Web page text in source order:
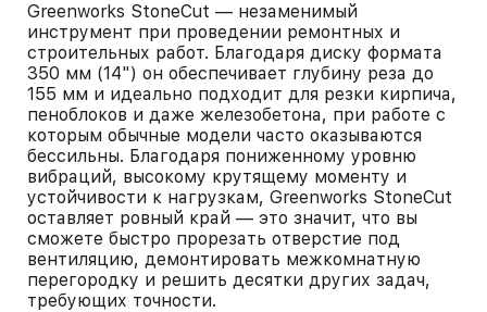
Greenworks StoneCut — незаменимый
инструмент при проведении ремонтных и
строительных работ. Благодаря диску формата
350 мм (14") он обеспечивает глубину реза до
155 мм и идеально подходит для резки кирпича,
пеноблоков и даже железобетона, при работе с
которым обычные модели часто оказываются
бессильны. Благодаря пониженному уровню
вибраций, высокому крутящему моменту и
устойчивости к нагрузкам, Greenworks StoneCut
оставляет ровный край — это значит, что вы
сможете быстро прорезать отверстие под
вентиляцию, демонтировать межкомнатную
перегородку и решить десятки других задач,
требующих точности.